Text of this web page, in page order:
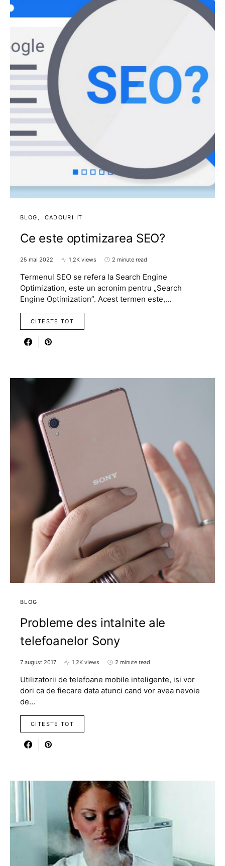
BLOG CADOURI IT
Ce este optimizarea SEO?
25 mai 2022 1,2K views 2 minute read
Termenul SEO se refera la Search Engine
Optimization, este un acronim pentru „Search
Engine Optimization”. Acest termen este,…
CITESTE TOT
BLOG
Probleme des intalnite ale
telefoanelor Sony
7 august 2017 1,2K views 2 minute read
Utilizatorii de telefoane mobile inteligente, isi vor
dori ca de fiecare data atunci cand vor avea nevoie
de…
CITESTE TOT